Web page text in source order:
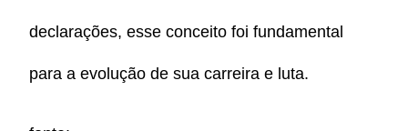
declarações, esse conceito foi fundamental
para a evolução de sua carreira e luta.